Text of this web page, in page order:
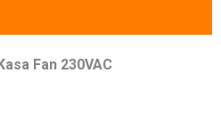
Fan 230VAC